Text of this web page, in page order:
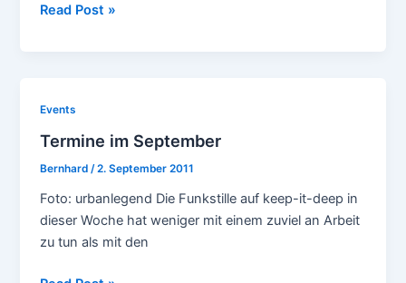
Mixed
Read Post »
Events
Termine im September
Bernhard/2. September 2011
Foto: urbanlegend Die Funkstille auf keep-it-deep in
dieser Woche hat weniger mit einem zuviel an Arbeit
zu tun als mit den